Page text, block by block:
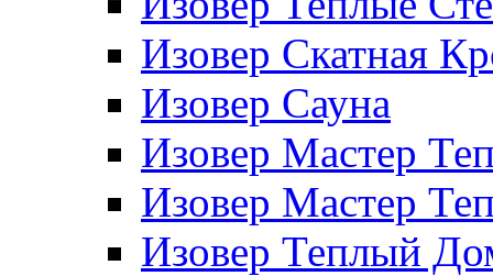
Изовер Скатная
Изовер Сауна
Изовер Мастер
Изовер Мастер
Изовер Теплый